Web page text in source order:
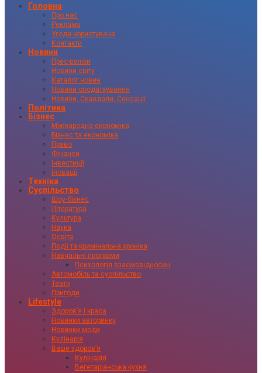
Головна
Про нас
Реклама
Угода користувача
Контакти
Новини
Прес-релізи
Новини світу
Каталог новин
Новини оподаткування
Новини, Скандали, Сенсації
Політика
Бізнес
Міжнародна економіка
Бізнес та економіка
Право
Фінанси
Інвестиції
Іновації
Техніка
Суспільство
Шоу-бізнес
Література
Культура
Наука
Освіта
Події та кримінальна хроніка
Навчальні програми
Психологія взаємовідносин
Автомобіль та суспільство
Театр
Пригоди
Lifestyle
Здоровʼя і краса
Новинки авторинку
Новинки моди
Кулінарія
Ваше здоровʼя
Кулінарія
Вегетаріанська кухня